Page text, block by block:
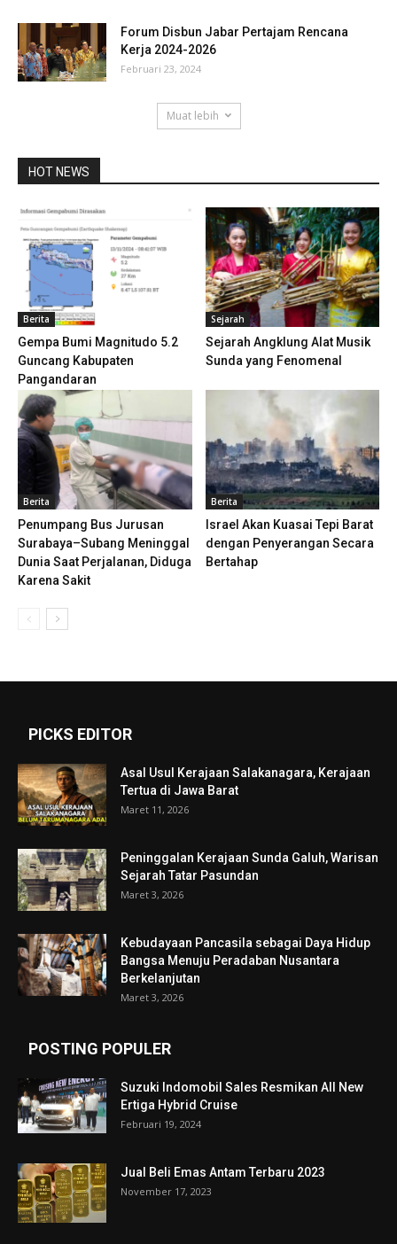
Forum Disbun Jabar Pertajam Rencana
Kerja 2024-2026
Februari 23, 2024
Muat lebih
HOT NEWS
Berita
Gempa Bumi Magnitudo 5.2
Guncang Kabupaten
Pangandaran
Sejarah
Sejarah Angklung Alat Musik
Sunda yang Fenomenal
Berita
Penumpang Bus Jurusan
Surabaya–Subang Meninggal
Dunia Saat Perjalanan, Diduga
Karena Sakit
Berita
Israel Akan Kuasai Tepi Barat
dengan Penyerangan Secara
Bertahap
PICKS EDITOR
Asal Usul Kerajaan Salakanagara, Kerajaan
Tertua di Jawa Barat
Maret 11, 2026
Peninggalan Kerajaan Sunda Galuh, Warisan
Sejarah Tatar Pasundan
Maret 3, 2026
Kebudayaan Pancasila sebagai Daya Hidup
Bangsa Menuju Peradaban Nusantara
Berkelanjutan
Maret 3, 2026
POSTING POPULER
Suzuki Indomobil Sales Resmikan All New
Ertiga Hybrid Cruise
Februari 19, 2024
Jual Beli Emas Antam Terbaru 2023
November 17, 2023